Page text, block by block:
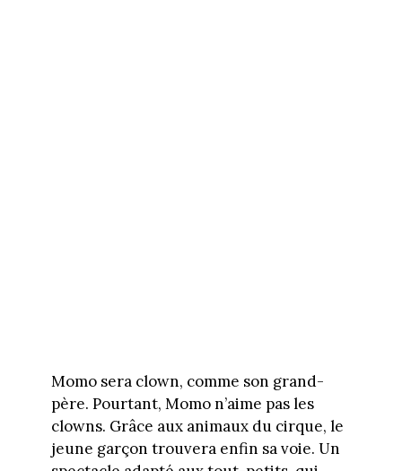
Momo sera clown, comme son grand-
père. Pourtant, Momo n’aime pas les
clowns. Grâce aux animaux du cirque, le
jeune garçon trouvera enfin sa voie. Un